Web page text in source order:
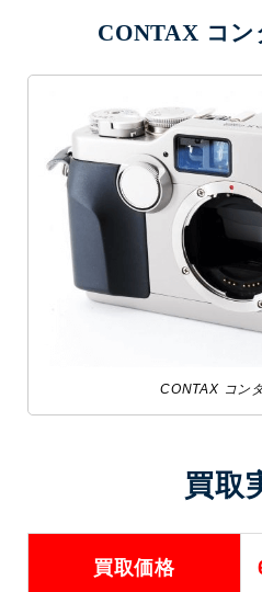
CONTAX コ
CONTAX コン
買取
買取価格